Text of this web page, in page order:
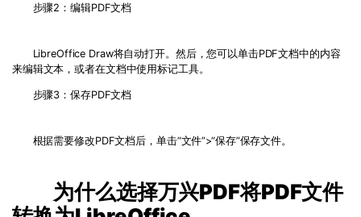
步骤2：编辑PDF文档
LibreOffice Draw将自动打开。然后，您可以单击PDF文档中的内容
来编辑文本，或者在文档中使用标记工具。
步骤3 ：保存PDF文档
根据需要修改PDF文档后，单击“文件”>“保存”保存文件。
为什么选择万兴PDF将PDF文件